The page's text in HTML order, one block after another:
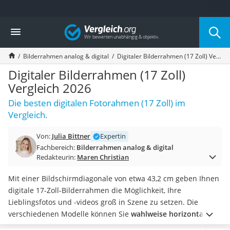
Die beliebtesten Vergleiche nach Kategorie
Wohnen
Matratzen-Topper
Matratzen
Konferenzlautsprecher
Tageslichtlampe
Badlüfter
Ergonomischer Bürostuhl
Bürohocker
Ozongeneratoren
Akku-Tischlampe
Klappmatratze
Duschkopf mit Kalkfilter
Aktenvernichter Sicherheitsstufe 4
Bettgitter
Spannbettlaken
Vergleich
Bilderrahmen analog & digital Digitaler Bilderrahmen (17 Zoll) Vergleich 2026
Digitaler Bilderrahmen (17 Zoll)
Vergleich 2026
Die besten digitalen Fotorahmen (17 Zoll) im
Vergleich.
Von: Julia Bittner
Expertin
Fachbereich: Bilderrahmen analog & digital
Redakteurin: Maren Christian
Mit einer Bildschirmdiagonale von etwa 43,2 cm geben Ihnen
digitale 17-Zoll-Bilderrahmen die Möglichkeit, Ihre
Lieblingsfotos und -videos groß in Szene zu setzen. Die
verschiedenen Modelle können Sie wahlweise horizontal
oder vertikal aufstellen oder an die Wand hängen. In